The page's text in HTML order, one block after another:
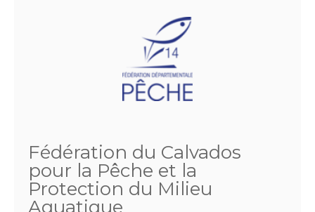
Fédération du Calvados
pour la Pêche et la
Protection du Milieu
Aquatique